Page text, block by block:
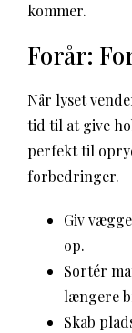
kommer.
Forår:
Når lyset
tid til at give
perfekt til
forbedringer.
Giv
op.
Sortér
længere
Skab